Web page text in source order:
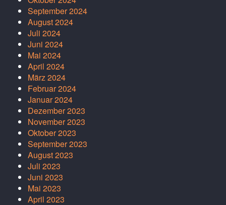
September 2024
August 2024
Juli 2024
Juni 2024
Mai 2024
April 2024
März 2024
Februar 2024
Januar 2024
Dezember 2023
November 2023
Oktober 2023
September 2023
August 2023
Juli 2023
Juni 2023
Mai 2023
April 2023